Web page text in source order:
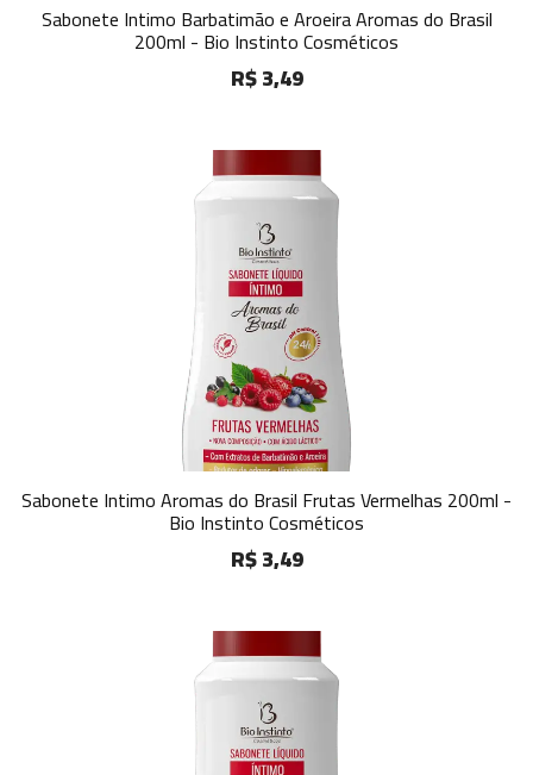
Sabonete Intimo Barbatimão e Aroeira Aromas do Brasil
200ml - Bio Instinto Cosméticos
R$ 3,49
Sabonete Intimo Aromas do Brasil Frutas Vermelhas 200ml -
Bio Instinto Cosméticos
R$ 3,49